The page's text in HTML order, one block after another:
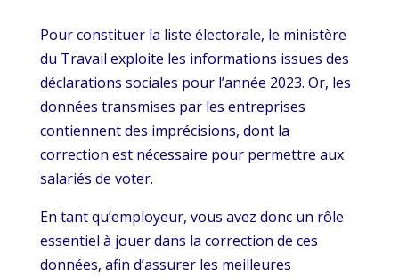
Pour constituer la liste électorale, le ministère
du Travail exploite les informations issues des
déclarations sociales pour l’année 2023. Or, les
données transmises par les entreprises
contiennent des imprécisions, dont la
correction est nécessaire pour permettre aux
salariés de voter.
En tant qu’employeur, vous avez donc un rôle
essentiel à jouer dans la correction de ces
données, afin d’assurer les meilleures